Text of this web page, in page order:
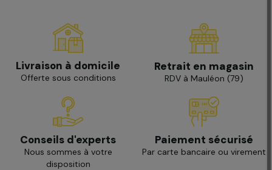
Livraison à domicile
Offerte sous conditions
Retrait en magasin
RDV à Mauléon (79)
Conseils d'experts
Nous sommes à votre
disposition
Paiement sécurisé
Par carte bancaire ou virement